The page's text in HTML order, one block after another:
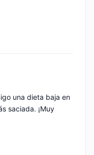
una dieta baja en
saciada. ¡Muy